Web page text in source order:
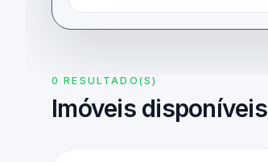
0 RESULTADO(S)
Imóveis disponíveis